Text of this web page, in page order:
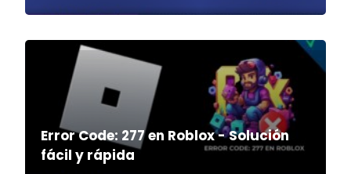
Error Code: 277 en Roblox - Solución
fácil y rápida